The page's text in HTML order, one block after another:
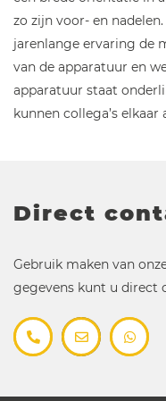
zo zijn voor- en
jarenlange ervaring de
van de apparatuur en
apparatuur staat
kunnen collega’s
Direct
Gebruik maken van
gegevens kunt u direct